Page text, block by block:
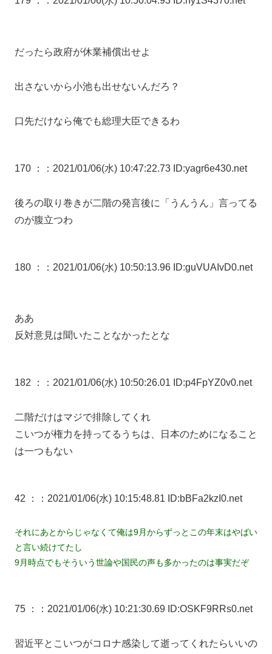
だったら政府が休業補償出せよ
出さないから小池も出せないんだろ？
口先だけなら俺でも総理大臣できるわ
170 ： ：2021/01/06(水) 10:47:22.73 ID:yagr6e430.net
後ろの取り巻きが二階の発言後に「うんうん」言ってる
のが腹立つわ
180 ： ：2021/01/06(水) 10:50:13.96 ID:guVUAIvD0.net
ああ
反対意見は聞いたことなかったとな
182 ： ：2021/01/06(水) 10:50:26.01 ID:p4FpYZ0v0.net
二階だけはマジで排除してくれ
こいつが権力を持ってるうちは、日本のためになること
は一つもない
42 ： ：2021/01/06(水) 10:15:48.81 ID:bBFa2kzI0.net
それにあとからじゃなくて俺は9月からずっとこの年末はやばい
と言い続けてたし
9月時点でもそういう世論や国民の声も多かったのは事実だぞ
75 ： ：2021/01/06(水) 10:21:30.69 ID:OSKF9RRs0.net
習近平とこいつがコロナ感染して逝ってくれたらいいの